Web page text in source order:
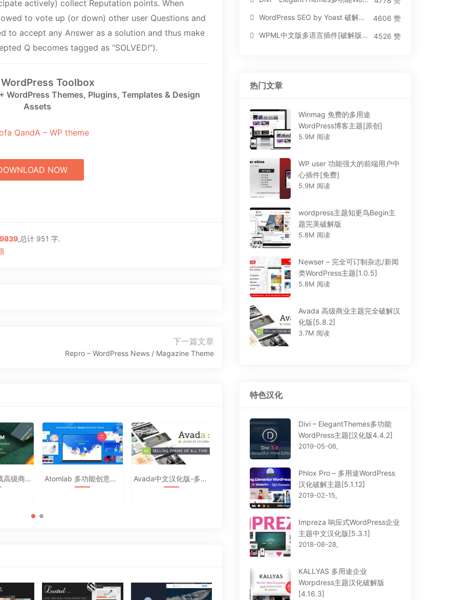
actively) collect Reputation points. When
to vote up (or down) other user Questions and
to accept any Answer as a solution and thus make
Q becomes tagged as “SOLVED!”).
Toolbox
Themes, Plugins, Templates & Design
Assets
NOW
,总计 951 字.
下一篇文章
Repro – WordPress News / Magazine Theme
Atomlab 多功能创意WordPress主题 Avada中文汉化版-多功能企业主题7.2 Tessera – 知识库和支持论坛新闻主题
WordPress SEO by Yoast 破解版[14.3]
4606 赞
WPML中文版多语言插件[破解版][4.3.15]
4526 赞
热门文章
Winmag 免费的多用途
WordPress博客主题[原创]
5.9M 阅读
WP user 功能强大的前端用户中
心插件[免费]
5.9M 阅读
wordpress主题知更鸟Begin主
题完美破解版
5.8M 阅读
Newser – 完全可订制杂志/新闻
类WordPress主题[1.0.5]
5.8M 阅读
Avada 高级商业主题完全破解汉
化版[5.8.2]
3.7M 阅读
特色汉化
Divi – ElegantThemes多功能
WordPress主题[汉化版4.4.2]
2019-05-06,
Phlox Pro – 多用途WordPress
汉化破解主题[5.1.12]
2019-02-15,
Impreza 响应式WordPress企业
主题中文汉化版[5.3.1]
2018-08-28,
KALLYAS 多用途企业
Worpdress主题汉化破解版
[4.16.3]